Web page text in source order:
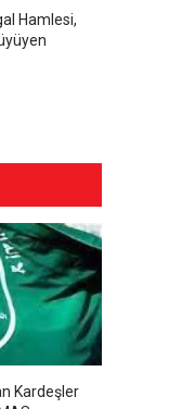
Hamlesi,
Kardeşler